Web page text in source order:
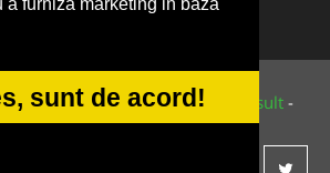
a furniza marketing in baza
sunt de acord!
byVilonMedia&Tokaido Consult -